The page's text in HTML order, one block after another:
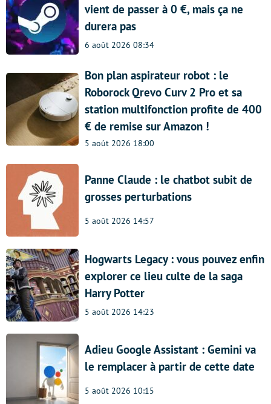
vient de passer à 0 €, mais ça ne
durera pas
6 août 2026 08:34
Bon plan aspirateur robot : le
Roborock Qrevo Curv 2 Pro et sa
station multifonction profite de 400
€ de remise sur Amazon !
5 août 2026 18:00
Panne Claude : le chatbot subit de
grosses perturbations
5 août 2026 14:57
Hogwarts Legacy : vous pouvez enfin
explorer ce lieu culte de la saga
Harry Potter
5 août 2026 14:23
Adieu Google Assistant : Gemini va
le remplacer à partir de cette date
5 août 2026 10:15